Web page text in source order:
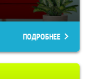
ПОДРОБНЕЕ